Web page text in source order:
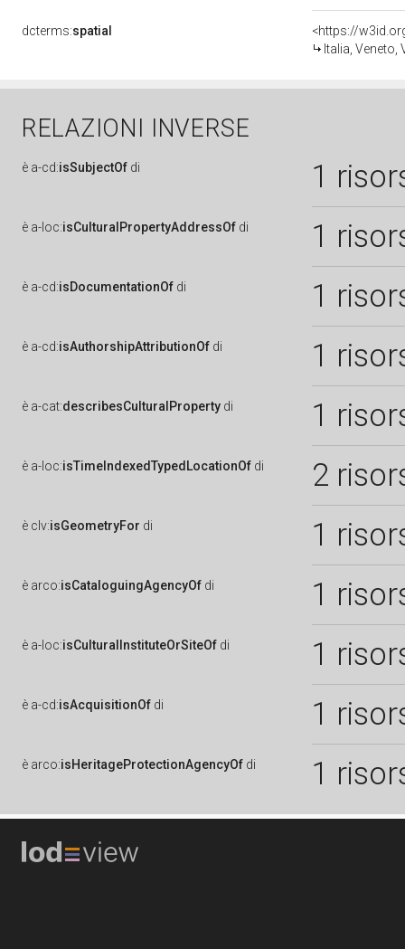
dcterms:spatial
<https://
Italia, Veneto,
RELAZIONI INVERSE
è a-cd:isSubjectOf di 1
è a-loc:isCulturalPropertyAddressOf di 1
è a-cd:isDocumentationOf di 1
è a-cd:isAuthorshipAttributionOf di 1
è a-cat:describesCulturalProperty di 1
è a-loc:isTimeIndexedTypedLocationOf di 2
è clv:isGeometryFor di 1
è arco:isCataloguingAgencyOf di 1
è a-loc:isCulturalInstituteOrSiteOf di 1
è a-cd:isAcquisitionOf di 1
è arco:isHeritageProtectionAgencyOf di 1